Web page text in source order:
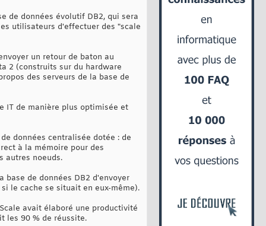
de données évolutif DB2, qui sera
utilisateurs d'effectuer des "scale
un retour de baton au
2 (construits sur du hardware
des serveurs de la base de
IT de manière plus optimisée et
données centralisée dotée : de
à la mémoire pour des
autres noeuds.
base de données DB2 d'envoyer
le cache se situait en eux-même).
avait élaboré une productivité
les 90 % de réussite.